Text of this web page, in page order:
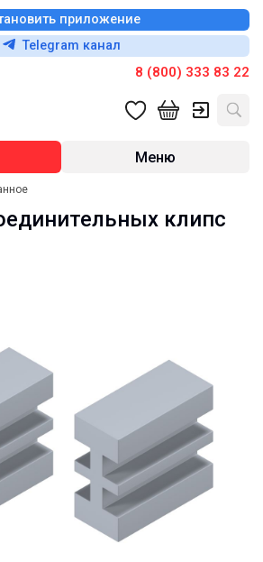
приложение
Telegram канал
8 (800) 333 83 22
Меню
клипс